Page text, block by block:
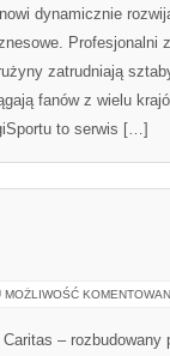
dynamicznie
Profesjonalni
zatrudniają
fanów z wielu
to serwis […]
MOŻLIWOŚĆ
Caritas – rozbudowany